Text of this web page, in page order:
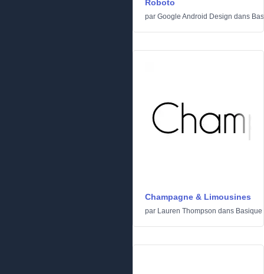
Roboto
par Google Android Design dans
Champagne & Limousines
par Lauren Thompson dans Basique